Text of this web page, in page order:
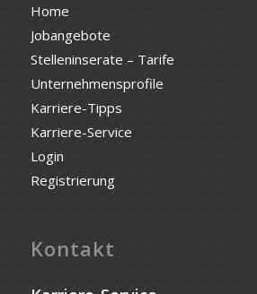
Home
Jobangebote
Stelleninserate – Tarife
Unternehmensprofile
Karriere-Tipps
Karriere-Service
Login
Registrierung
Kontakt